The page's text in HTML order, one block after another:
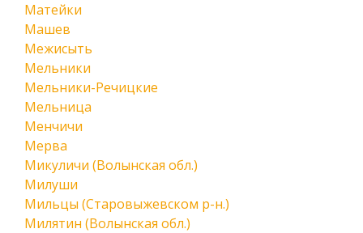
Матейки
Машев
Межисыть
Мельники
Мельники-Речицкие
Мельница
Менчичи
Мерва
Микуличи (Волынская обл.)
Милуши
Мильцы (Старовыжевском р-н.)
Милятин (Волынская обл.)